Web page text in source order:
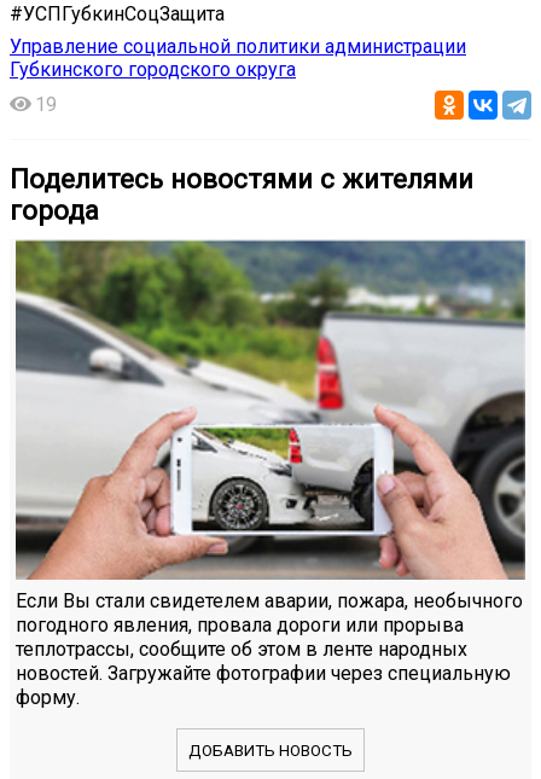
#УСПГубкинСоцЗащита
Управление социальной политики администрации
Губкинского городского округа
19
Поделитесь новостями с жителями
города
Если Вы стали свидетелем аварии, пожара, необычного
погодного явления, провала дороги или прорыва
теплотрассы, сообщите об этом в ленте народных
новостей. Загружайте фотографии через специальную
форму.
ДОБАВИТЬ НОВОСТЬ